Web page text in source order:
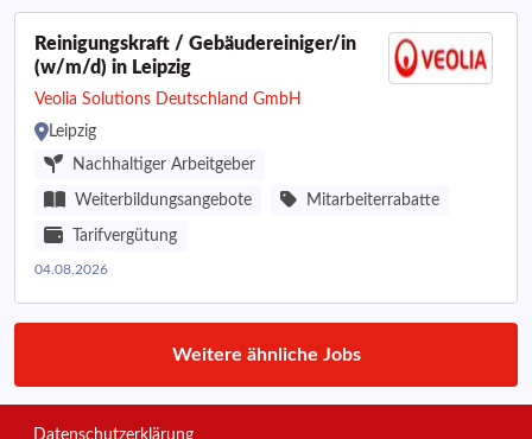
Reinigungskraft / Gebäudereiniger/in
(w/m/d) in Leipzig
Veolia Solutions Deutschland GmbH
Leipzig
Nachhaltiger Arbeitgeber
Weiterbildungsangebote Mitarbeiterrabatte
Tarifvergütung
04.08.2026
Weitere ähnliche Jobs
Datenschutzerklärung